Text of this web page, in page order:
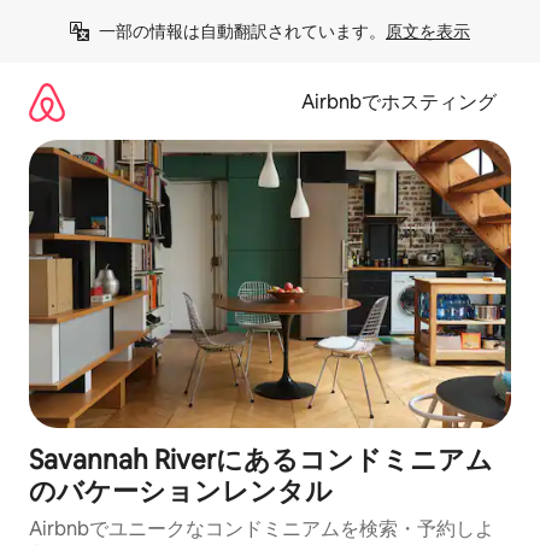
一部の情報は自動翻訳されています。 原文を表示
Airbnbでホスティング
Savannah Riverにあるコンドミニアム
のバケーションレンタル
Airbnbでユニークなコンドミニアムを検索・予約しよ